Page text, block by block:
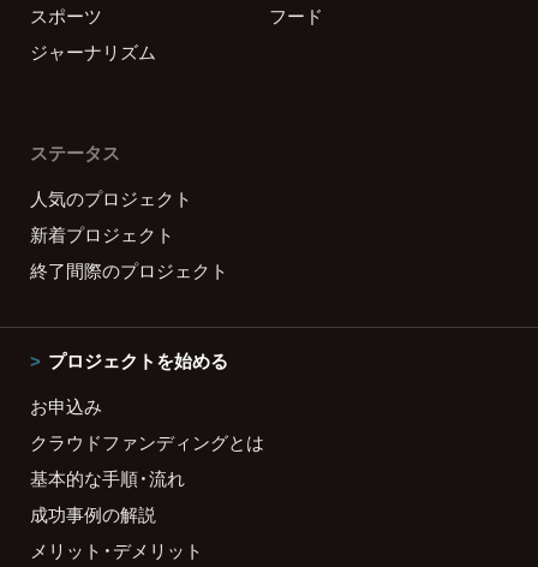
スポーツ
フード
ジャーナリズム
ステータス
人気のプロジェクト
新着プロジェクト
終了間際のプロジェクト
プロジェクトを始める
お申込み
クラウドファンディングとは
基本的な手順・流れ
成功事例の解説
メリット・デメリット